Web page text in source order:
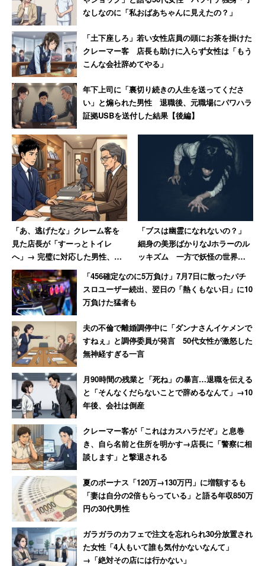
1位は韓国（51％）、2位はマカオ（48％）、3位はラスベ
ガス（45％）だった。特に女性の62％は韓国でカジノに
行ったことがあると回答しており、買い物やグルメで人気
の旅行先である韓国でカジノにも足を運んでいることが伺
える。
なしなのに「私おばあちゃんに見えたの？」
「土下座しろ」若い女性店員の頭にお茶を掛けた
クレーマー客 店長も助けに入らず女性は「もう
こんな会社辞めてやる」
年下上司に「裏切り続きの人生を送ってくださ
い」と煽られた男性 退職後、元職場にパワハラ
証拠USBを送付した結果【後編】
「あ、逃げたな」クレーム客を
見た店長が「すーっとトイレ
へ」→ 完璧に対応した男性、店
長の“ニヤニヤ”に呆れ果てる
「ブスは幽霊になれないの？」
細身の美形ばかりなJホラーのル
ッキズム 一方で妖怪の世界で
「456確定なのに5万負け」7月7日に散ったパチ
スロユーザー続出、翌日の「熱くもない日」に10
万負けた猛者も
夫の不倫で離婚調停中に「ダンナさんイケメンで
すねぇ」と調停委員が発言 50代女性が激怒した
無神経すぎる一言
月90時間の残業と「死ね」の暴言…退職を伝える
と「そんなくだらないことで辞めるなんて」→10
年後、会社は倒産
クレーマー客が「これはカスハラだぞ」と息巻
き、自ら名前と住所を明かす→店長に「警察に相
談します」と撃退される
夏のボーナス「120万→130万円」に増額するも
「妻は自分の2倍もらっている」と語る年収850万
円の30代男性
ガラガラのカフェで注文を忘れられ30分放置され
た女性「4人もいて誰も気付かないなんて」
→「絶対その店には行かない」